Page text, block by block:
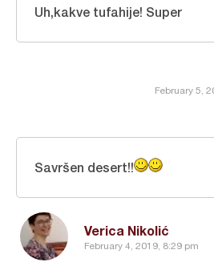
February 5,
Uh,kakve tufahije! Super
Verica Nikolić
February 4, 2019, 8:29 pm
Savršen desert!!